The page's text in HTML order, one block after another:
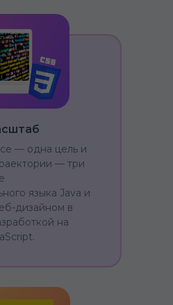
— одна цель и
— три
языка Java и
дизайном в
на